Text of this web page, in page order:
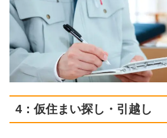
4：仮住まい探し・引越し